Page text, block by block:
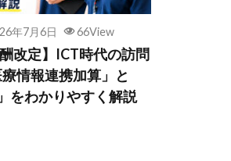
年7月6日 66View
改定】ICT時代の訪問
情報連携加算」と
をわかりやすく解説